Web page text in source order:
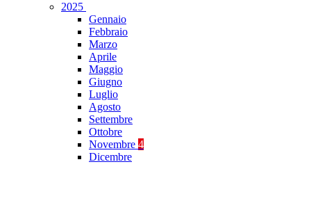
2025
Gennaio
Febbraio
Marzo
Aprile
Maggio
Giugno
Luglio
Agosto
Settembre
Ottobre
Novembre 4
Dicembre